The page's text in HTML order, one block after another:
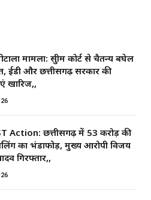
मामला: सुप्रीम कोर्ट से चैतन्य बघेल
ईडी और छत्तीसगढ़ सरकार की
खारिज,,
Action: छत्तीसगढ़ में 53 करोड़ की
का भंडाफोड़, मुख्य आरोपी विजय
गिरफ्तार,,